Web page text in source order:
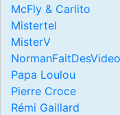
McFly & Carlito
Mistertel
MisterV
Papa Loulou
Pierre Croce
Rémi Gaillard